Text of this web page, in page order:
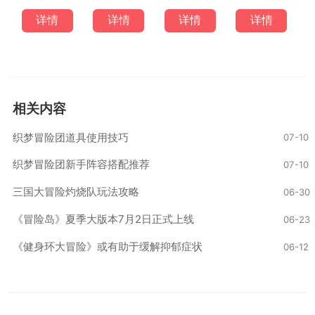
详情 详情 详情 详情
相关内容
织梦冒险团道具使用技巧 07-10
织梦冒险团新手阵容搭配推荐 07-10
三国大冒险灼烧队玩法攻略 06-30
‌《冒险岛》夏季大版本7月2日正式上线‌ 06-23
《健身环大冒险》或有助于缓解抑郁症状 06-12